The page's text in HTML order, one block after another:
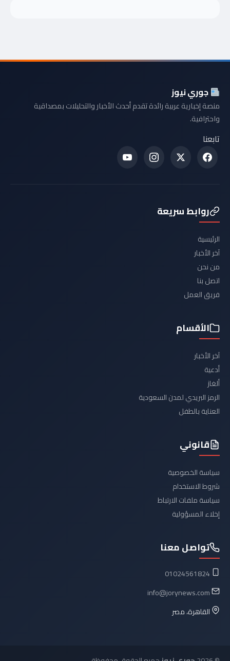
جوري نيوز
منصة إخبارية عربية رائدة تقدم أحدث الأخبار والتحليلات بمصداقية
واحترافية.
تابعنا
روابط سريعة
الرئيسية
آخر الأخبار
من نحن
اتصل بنا
فريق العمل
الأقسام
آخر الأخبار
أدعية
ألغاز
الرمز البريدي لمدن السعودية
العناية بالطفل
قانوني
سياسة الخصوصية
شروط الاستخدام
سياسة ملفات الارتباط
إخلاء المسؤولية
تواصل معنا
01024561824
info@jorynews.com
القاهرة، مصر